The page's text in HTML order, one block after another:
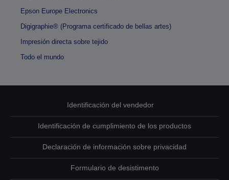
Epson Europe Electronics
Digigraphie® (Programa certificado de bellas artes)
Impresión directa sobre tejido
Todo el mundo
Identificación del vendedor
Identificación de cumplimiento de los productos
Declaración de información sobre privacidad
Formulario de desistimento